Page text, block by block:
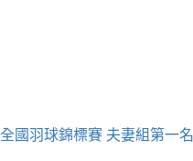
國羽球錦標賽 夫妻組第一名